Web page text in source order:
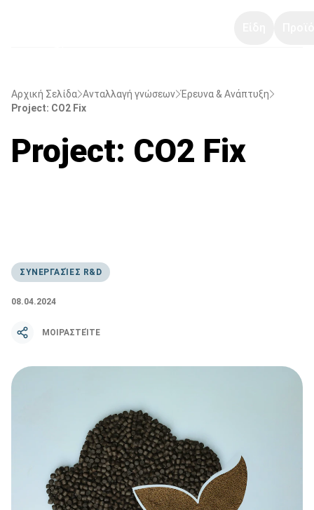
Αρχική Σελίδα Ανταλλαγή γνώσεων Έρευνα & Ανάπτυξη
Project: CO2 Fix
ΣΥΝΕΡΓΑΣΊΕΣ R&D
08.04.2024
ΜΟΙΡΑΣΤΕΊΤΕ
Project: CO2 Fix